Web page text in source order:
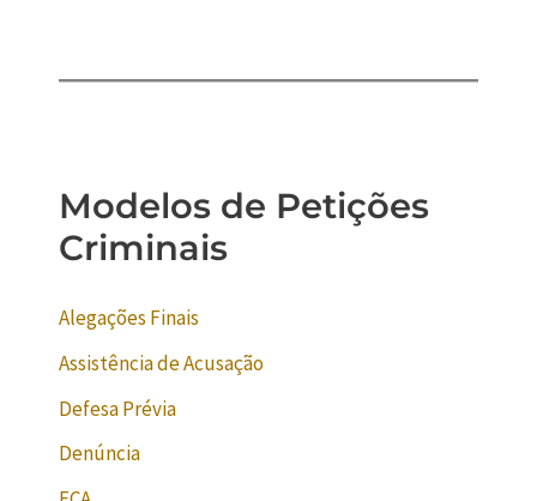
Modelos de Petições
Criminais
Alegações Finais
Assistência de Acusação
Defesa Prévia
Denúncia